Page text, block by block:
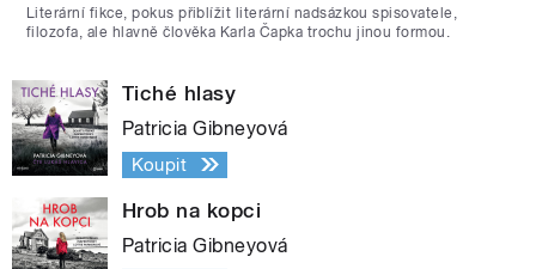
Literární fikce, pokus přiblížit literární nadsázkou spisovatele,
filozofa, ale hlavně člověka Karla Čapka trochu jinou formou.
Tiché hlasy
Patricia Gibneyová
Koupit
Hrob na kopci
Patricia Gibneyová